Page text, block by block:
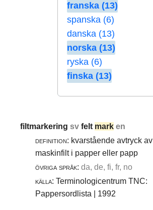
franska (13)
spanska (6)
danska (13)
norska (13)
ryska (6)
finska (13)
filtmarkeringsvfelt mark en
definition: kvarstående avtryck av
maskinfilt i papper eller papp
övriga språk: da, de, fi, fr, no
källa: Terminologicentrum TNC:
Pappersordlista | 1992